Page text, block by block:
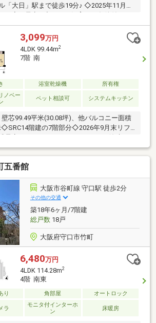
「大日」駅まで徒歩19分♪ ◇2025年11月下
3,099万円
4LDK 99.44m2
7階 南
浴室乾燥機
所有権
ノベー
ペット相談可 システムキッチン
芯99.49平米(30.08坪)、他バルコニー面積
◇SRC14階建の7階部分◇2026年9月末リフ
付：W2400）■浴室やユニットバス 浴室乾
）■洗面室（洗面化粧台、洗濯用水栓、
■トイレ（温水洗浄便座一体型便器）■その
具、建具、分電盤、スイッチコンセント）
リング貼（LDK、洋室全室、廊下）クッシ
（洗面室、トイレ）フロアタイル貼（玄関
天井：クロス貼■ハウスクリーニング■ア
ビス保証付
五番館
大阪市谷町線 守口駅 徒歩2分
その他の交通
築18年6ヶ月/7階建
総戸数18戸
大阪府守口市竹町
6,480万円
4LDK 114.28m2
4階 南東
り 角部屋 オートロック
ラ
モニタ付インターホ
ン
床暖房